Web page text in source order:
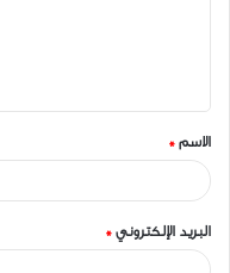
ق
*
الاسم *
البريد الإلكتروني *